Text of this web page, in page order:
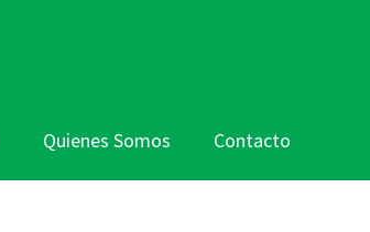
Quienes Somos Contacto